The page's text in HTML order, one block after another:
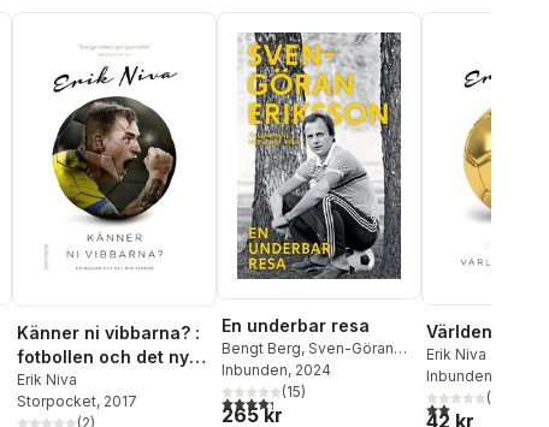
röster:
Känner ni vibbarna? :
fotbollen och det nya
Sverige
Erik Niva
Storpocket, 2017
(2)
En underbar resa
Bengt Berg, Sven-Göran
"Svennis" Eriksson
Inbunden, 2024
4,3utav 5 stjärnor. Totalt antal röster:
(15)
265 kr
Världens
Erik Niva
Inbunden
2,0utav 5(
42 kr